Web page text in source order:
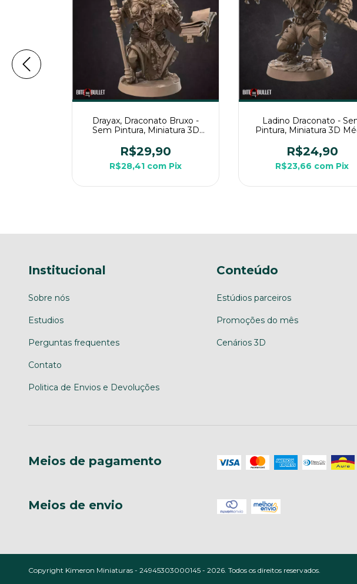
Drayax, Draconato Bruxo -
Sem Pintura, Miniatura 3D
R$29,90
R$28,41 com Pix
Ladino Draconato -
Pintura, Miniatura 3D
R$24,90
R$23,66 com Pix
Institucional
Sobre nós
Estudios
Perguntas frequentes
Contato
Politica de Envios e Devoluções
Conteúdo
Estúdios parceiros
Promoções do mês
Cenários 3D
Meios de pagamento
Meios de envio
Copyright Kimeron Miniaturas - 24945303000145 - 2026. Todos os direitos reservados.